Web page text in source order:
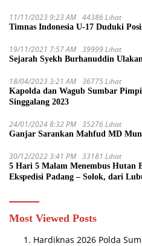
11/11/2023 9:23 AM 44386 Lihat
Timnas Indonesia U-17 Duduki
19/11/2021 7:57 AM 39999 Lihat
Sejarah Syekh Burhanuddin
18/04/2023 3:21 AM 36775 Lihat
Kapolda dan Wagub Sumbar
Singgalang 2023
24/01/2024 8:32 PM 35276 Lihat
Ganjar Sarankan Mahfud MD
30/12/2022 3:41 PM 33181 Lihat
5 Hari 5 Malam Menembus Hutan
Ekspedisi Padang – Solok, dari
Most Viewed Posts
Hardiknas 2026 Polda